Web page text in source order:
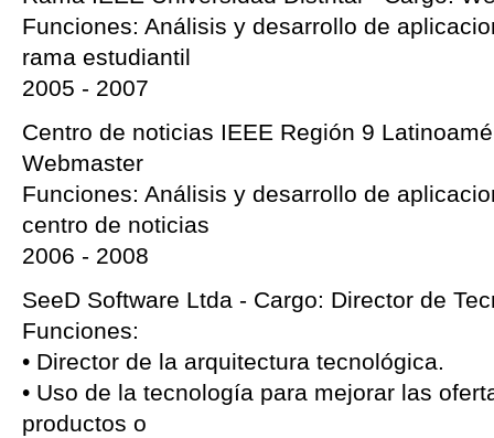
Funciones: Análisis y desarrollo de
rama estudiantil
2005 - 2007
Centro de noticias IEEE Región 9
Webmaster
Funciones: Análisis y desarrollo de
centro de noticias
2006 - 2008
SeeD Software Ltda - Cargo: Director de
Funciones:
• Director de la arquitectura tecnológica.
• Uso de la tecnología para mejorar las
productos o